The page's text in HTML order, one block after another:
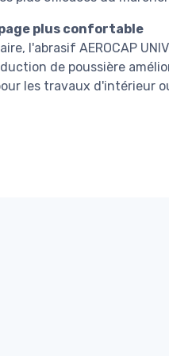
plus confortable
l'abrasif AEROCAP
de poussière
les travaux d'intérieur